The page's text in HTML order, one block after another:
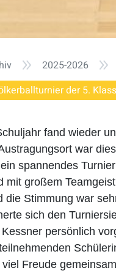
9 2025-2026 9
der 5.
fand wieder
war
spannendes
mit großem
die Stimmung war
sich den
persönlich
Freude